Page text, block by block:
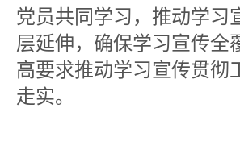
党员共同学习，推动学习
层延伸，确保学习宣传全
高要求推动学习宣传贯彻
走实。